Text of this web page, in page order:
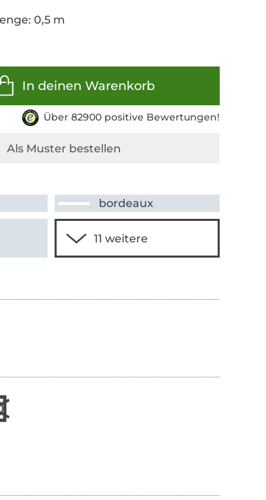
0,5 m
In deinen Warenkorb
Über 82900 positive Bewertungen!
bordeaux